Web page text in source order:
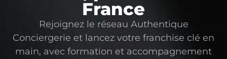
France
Rejoignez le réseau Authentique
Conciergerie et lancez votre franchise clé en
main, avec formation et accompagnement